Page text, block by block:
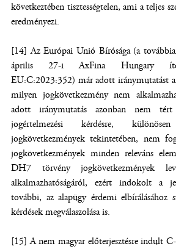
következtében tisztességtelen, ami a teljes
eredményezi.
[14] Az Európai Unió Bírósága (a
április 27-i AxFina Hungary
EU:C:2023:352) már adott iránymutatást
milyen jogkövetkezmény nem
adott iránymutatás azonban nem
jogértelmezési kérdésre,
jogkövetkezmények tekintetében, nem
jogkövetkezmények minden releváns
DH7 törvény jogkövetkezmények
alkalmazhatóságáról, ezért indokolt a
további, az alapügy érdemi elbírálásához
kérdések megválaszolása is.
[15] A nem magyar előterjesztésre indult